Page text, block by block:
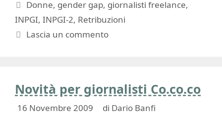
Tag
Donne, gender gap, giornalisti freelance,
INPGI, INPGI-2, Retribuzioni
Lascia un commento
Novità per giornalisti Co.co.co
16 Novembre 2009 di Dario Banfi